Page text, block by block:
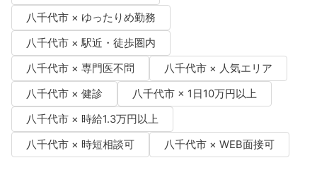
八千代市 × ゆったりめ勤務
八千代市 × 駅近・徒歩圏内
八千代市 × 専門医不問
八千代市 × 人気エリア
八千代市 × 健診
八千代市 × 1日10万円以上
八千代市 × 時給1.3万円以上
八千代市 × 時短相談可
八千代市 × WEB面接可